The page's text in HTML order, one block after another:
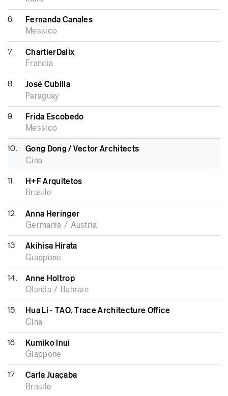
6. Fernanda Canales
Messico
7. ChartierDalix
Francia
8. José Cubilla
Paraguay
9. Frida Escobedo
Messico
10. Gong Dong / Vector Architects
Cina
11. H+F Arquitetos
Brasile
12. Anna Heringer
Germania / Austria
13. Akihisa Hirata
Giappone
14. Anne Holtrop
Olanda / Bahrain
15. Hua Li - TAO, Trace Architecture Office
Cina
16. Kumiko Inui
Giappone
17. Carla Juaçaba
Brasile